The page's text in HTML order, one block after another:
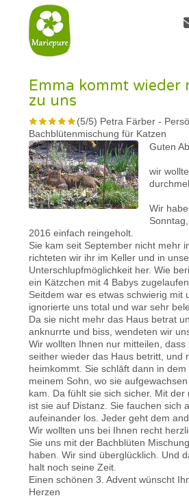
Emma kommt wieder
zu uns
(5/5) Petra Färber -
Bachblütenmischung für Katzen
Guten
wir
Wir
2016 einfach reingeholt.
Sie kam seit September nicht mehr
richteten wir ihr im Keller und in
Unterschlupfmöglichkeit her. Wie
ein Kätzchen mit 4 Babys zugelaufen.
Seitdem war es etwas schwierig mit
ignorierte uns total und war sehr
Da sie nicht mehr das Haus betrat
anknurrte und biss, wendeten wir
Wir wollten Ihnen nur mitteilen, dass
seither wieder das Haus betritt, und
heimkommt. Sie schlāft dann in
meinem Sohn, wo sie
kam. Da fühlt sie sich sicher. Mit der
ist sie auf Distanz. Sie fauchen sich
aufeinander los. Jeder geht dem
Wir wollten uns bei Ihnen recht
Sie uns mit der Bachblüten
haben. Wir sind überglücklich. Und
halt noch seine Zeit.
Einen schönen 3. Advent wünscht
Herzen